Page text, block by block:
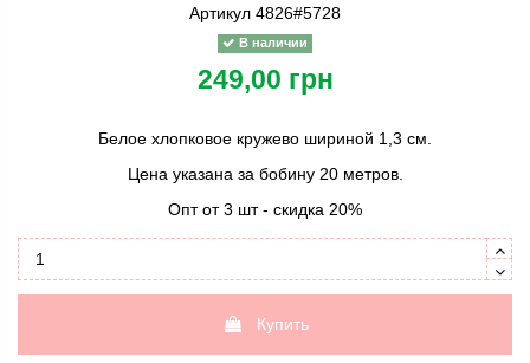
Артикул 4826#5728
В наличии
249,00 грн
Белое хлопковое кружево шириной 1,3 см.
Цена указана за бобину 20 метров.
Опт от 3 шт - скидка 20%
Купить